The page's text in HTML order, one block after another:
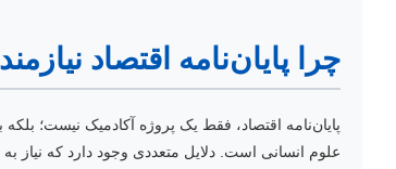
چرا پایان‌نامه اقتصاد
پایان‌نامه اقتصاد، فقط یک پروژه آکادمیک نیست؛
علوم انسانی است. دلایل متعددی وجود دارد که